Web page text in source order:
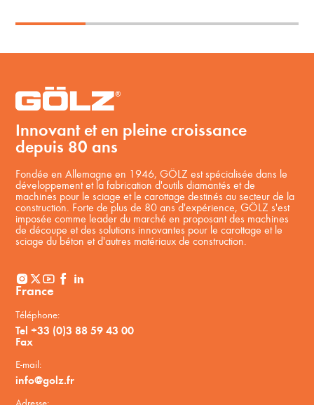
Innovant et en pleine croissance
depuis 80 ans
Fondée en Allemagne en 1946, GÖLZ est spécialisée dans le
développement et la fabrication d'outils diamantés et de
machines pour le sciage et le carottage destinés au secteur de la
construction. Forte de plus de 80 ans d'expérience, GÖLZ s'est
imposée comme leader du marché en proposant des machines
de découpe et des solutions innovantes pour le carottage et le
sciage du béton et d'autres matériaux de construction.
France
Téléphone:
Tel +33 (0)3 88 59 43 00
Fax
E-mail:
info@golz.fr